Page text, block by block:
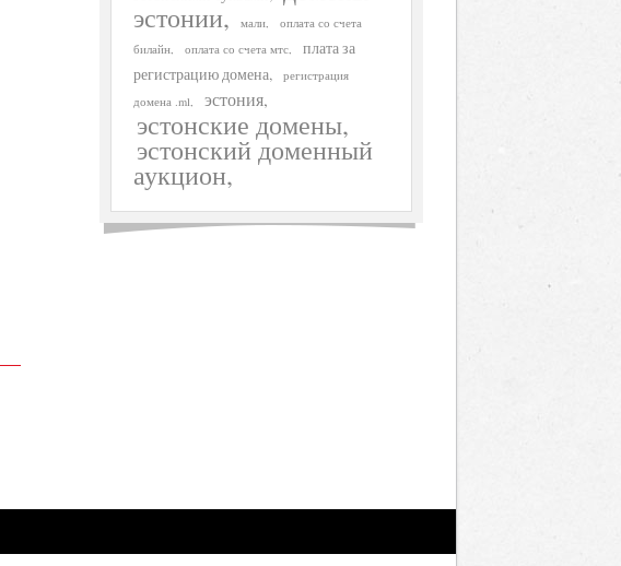
эстонии мали
оплата со счета
билайн
оплата со счета мтс
плата за
регистрацию домена
регистрация
домена .ml
эстония
эстонские домены
эстонский доменный
аукцион